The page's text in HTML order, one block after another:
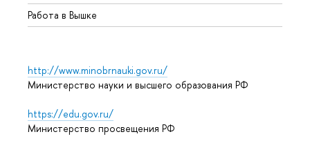
Работа в Вышке
http://www.minobrnauki.gov.ru/
Министерство науки и высшего образования РФ
https://edu.gov.ru/
Министерство просвещения РФ